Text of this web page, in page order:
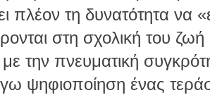
πλέον τη δυνατότητα να
στη σχολική του ζωή
την πνευματική
ψηφιοποίηση ένας